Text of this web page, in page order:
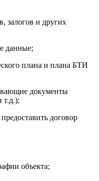
залогов и других
данные;
плана и плана БТИ
документы
т.д.);
договор
объекта;